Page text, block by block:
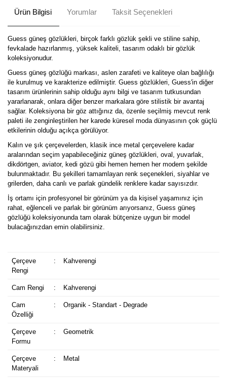
Ürün Bilgisi Yorumlar Taksit Seçenekleri
Guess güneş gözlükleri, birçok farklı gözlük şekli ve stiline sahip,
fevkalade hazırlanmış, yüksek kaliteli, tasarım odaklı bir gözlük
koleksiyonudur.
Guess güneş gözlüğü markası, aslen zarafeti ve kaliteye olan bağlılığı
ile kurulmuş ve karakterize edilmiştir. Guess gözlükleri, Guess'in diğer
tasarım ürünlerinin sahip olduğu aynı bilgi ve tasarım tutkusundan
yararlanarak, onlara diğer benzer markalara göre stilistik bir avantaj
sağlar. Koleksiyona bir göz attığınız da, özenle seçilmiş mevcut renk
paleti ile zenginleştirilen her karede küresel moda dünyasının çok güçlü
etkilerinin olduğu açıkça görülüyor.
Kalın ve şık çerçevelerden, klasik ince metal çerçevelere kadar
aralarından seçim yapabileceğiniz güneş gözlükleri, oval, yuvarlak,
dikdörtgen, aviator, kedi gözü gibi hemen hemen her modern şekilde
bulunmaktadır. Bu şekilleri tamamlayan renk seçenekleri, siyahlar ve
grilerden, daha canlı ve parlak gündelik renklere kadar sayısızdır.
İş ortamı için profesyonel bir görünüm ya da kişisel yaşamınız için
rahat, eğlenceli ve parlak bir görünüm arıyorsanız, Guess güneş
gözlüğü koleksiyonunda tam olarak bütçenize uygun bir model
bulacağınızdan emin olabilirsiniz.
Çerçeve
Rengi
: Kahverengi
Cam Rengi : Kahverengi
Cam
Özelliği
: Organik - Standart - Degrade
Çerçeve
Formu
: Geometrik
Çerçeve
Materyali
: Metal